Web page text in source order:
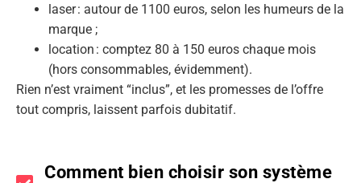
laser : autour de 1100 euros, selon les humeurs de la
marque ;
location : comptez 80 à 150 euros chaque mois
(hors consommables, évidemment).
Rien n’est vraiment “inclus”, et les promesses de l’offre
tout compris, laissent parfois dubitatif.
Comment bien choisir son système